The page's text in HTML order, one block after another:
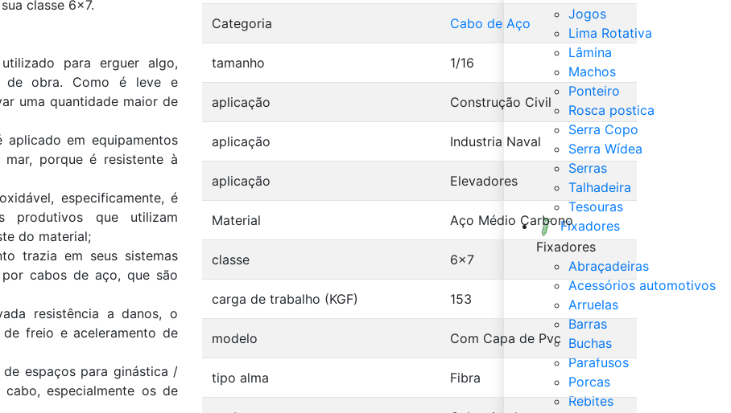
Jogos
Lima Rotativa
Lâmina
Machos
Ponteiro
Rosca postica
Serra Copo
Serra Wídea
Serras
Talhadeira
Tesouras
Fixadores
Fixadores
Abraçadeiras
Acessórios automotivos
Arruelas
Barras
Buchas
Parafusos
Porcas
Rebites
classe 6x7.
para erguer algo,
de obra. Como é leve e
uma quantidade maior de
em equipamentos
porque é resistente à
especificamente, é
produtivos que utilizam
do material;
trazia em seus sistemas
cabos de aço, que são
resistência a danos, o
freio e aceleramento de
espaços para ginástica /
especialmente os de
Categoria Cabo de Aço
tamanho 1/16
aplicação Construção Civil
aplicação Industria Naval
aplicação Elevadores
Material Aço Médio Carbono
classe 6x7
carga de trabalho (KGF) 153
modelo Com Capa de Pvc
tipo alma Fibra